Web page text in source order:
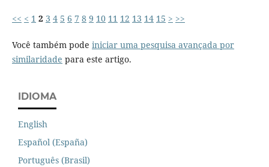
<< < 1 2 3 4 5 6 7 8 9 10 11 12 13 14 15 > >>
Você também pode iniciar uma pesquisa avançada por
similaridade para este artigo.
IDIOMA
English
Español (España)
Português (Brasil)